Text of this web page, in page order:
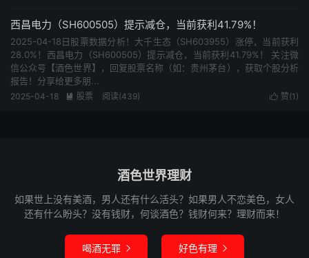
西昌电力（SH600505）提示减仓，当前获利41.79%！
2025-04-18日股票数据分析！大千生态（SH603955）涨停，当前获利
28.0%！西昌电力（SH600505）提示减仓，当前获利41.79%！ 关注微
信公众号【酒色世界】，回复股票名称（如：贵州茅台），获取个股分析
报告！分享给更多朋...
 赞(1 )
2025-04-18  股票 阅读(439)
酒色世界理财
如果世上没有美酒，男人还有什么活头？如果男人不恋美色，女人
还有什么盼头？没有钱财，何谈酒色？钱财何来？理财而来！
喝酒无罪  好色有理 